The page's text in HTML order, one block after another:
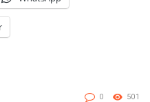
0 501